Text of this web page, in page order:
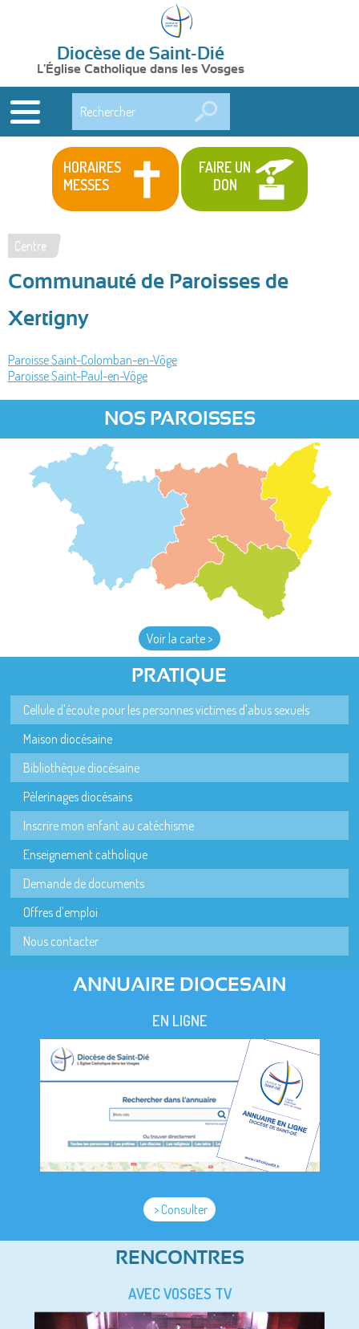
Diocèse de Saint-Dié
L'Église Catholique dans les Vosges
HORAIRES
MESSES
FAIRE UN
DON
Vous
êtes
ici
Centre
Communauté de Paroisses de
Xertigny
Paroisse Saint-Colomban-en-Vôge
Paroisse Saint-Paul-en-Vôge
NOS PAROISSES
Voir la carte >
PRATIQUE
Cellule d'écoute pour les personnes victimes d'abus sexuels
Maison diocésaine
Bibliothèque diocésaine
Pèlerinages diocésains
Inscrire mon enfant au catéchisme
Enseignement catholique
Demande de documents
Offres d'emploi
Nous contacter
ANNUAIRE DIOCESAIN
EN LIGNE
> Consulter
RENCONTRES
AVEC VOSGES TV